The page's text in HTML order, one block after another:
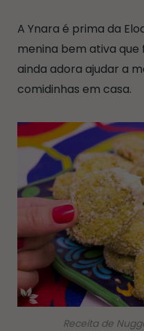
A Ynara é prima da
menina bem ativa que
ainda adora ajudar a
comidinhas em casa.
Receita de